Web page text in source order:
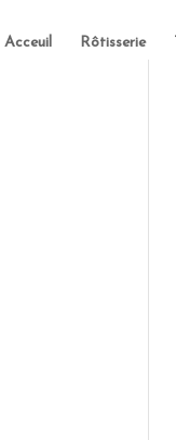
Acceuil Rôtisserie